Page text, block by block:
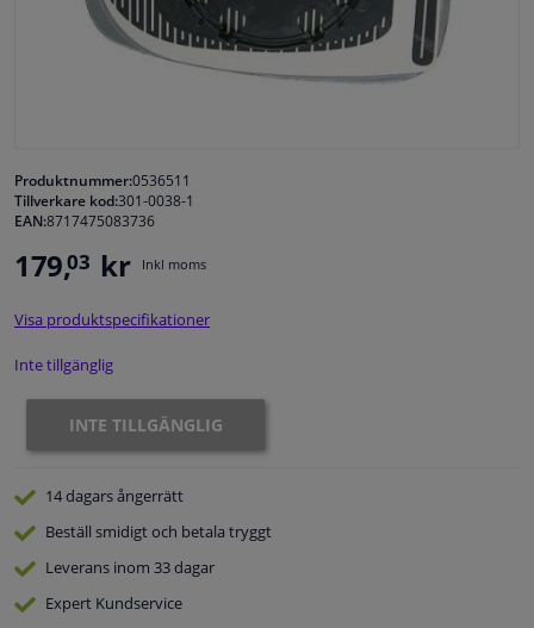
Fönster & Tillbehör
Sensorer & Elsystem
Husbil, motorcykel, cykel & båt
Produktnummer:0536511
Tillverkare kod:301-0038-1
EAN:8717475083736
179,03 kr Inkl moms
Visa produktspecifikationer
Inte tillgänglig
INTE TILLGÄNGLIG
14 dagarsångerrätt
Beställ smidigt och betala tryggt
Leverans inom 33 dagar
Expert Kundservice